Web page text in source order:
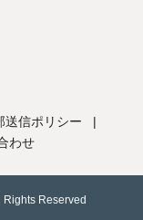
送信ポリシー
|
わせ
Reserved